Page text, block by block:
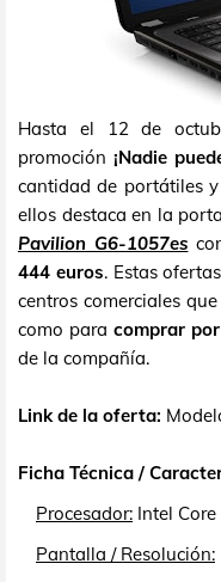
Hasta el 12 de
promoción ¡Nadie
cantidad de portátiles
ellos destaca en la
Pavilion G6-1057es
444 euros. Estas
centros comerciales
como para comprar
de la compañía.
Link de la oferta:
Ficha Técnica /
Procesador: Intel
Pantalla / Resolución: